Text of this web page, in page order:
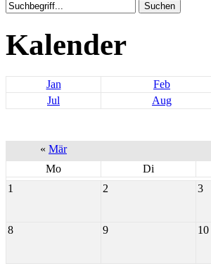
Kalender
Jan Feb
Jul
Aug
« Mär
Mo
Di
1
2 3
8 9 10